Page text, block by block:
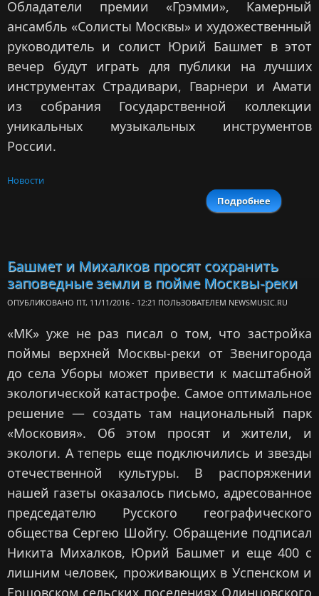
Обладатели премии «Грэмми», Камерный
ансамбль «Солисты Москвы» и художественный
руководитель и солист Юрий Башмет в этот
вечер будут играть для публики на лучших
инструментах Страдивари, Гварнери и Амати
из собрания Государственной коллекции
уникальных музыкальных инструментов
России.
Новости
Подробнее
Башмет и Михалков просят сохранить
заповедные земли в пойме Москвы-реки
ОПУБЛИКОВАНО ПТ, 11/11/2016 - 12:21 ПОЛЬЗОВАТЕЛЕМ NEWSMUSIC.RU
«МК» уже не раз писал о том, что застройка
поймы верхней Москвы-реки от Звенигорода
до села Уборы может привести к масштабной
экологической катастрофе. Самое оптимальное
решение — создать там национальный парк
«Московия». Об этом просят и жители, и
экологи. А теперь еще подключились и звезды
отечественной культуры. В распоряжении
нашей газеты оказалось письмо, адресованное
председателю Русского географического
общества Сергею Шойгу. Обращение подписал
Никита Михалков, Юрий Башмет и еще 400 с
лишним человек, проживающих в Успенском и
Ершовском сельских поселениях Одинцовского